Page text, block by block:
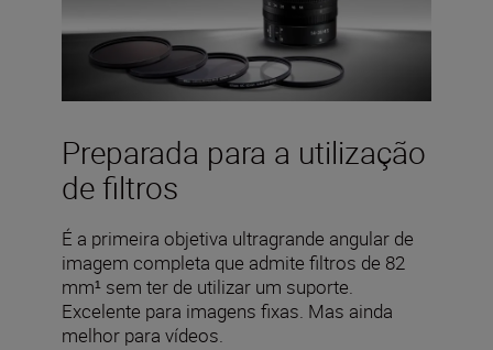
Preparada para a utilização
de filtros
É a primeira objetiva ultragrande angular de
imagem completa que admite filtros de 82
mm¹ sem ter de utilizar um suporte.
Excelente para imagens fixas. Mas ainda
melhor para vídeos.